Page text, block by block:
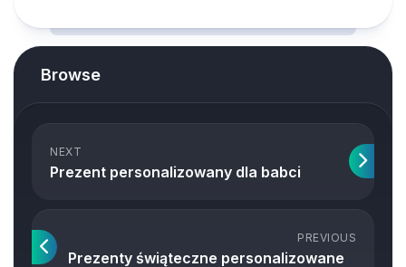
Browse
NEXT
Prezent personalizowany dla babci
PREVIOUS
Prezenty świąteczne personalizowane